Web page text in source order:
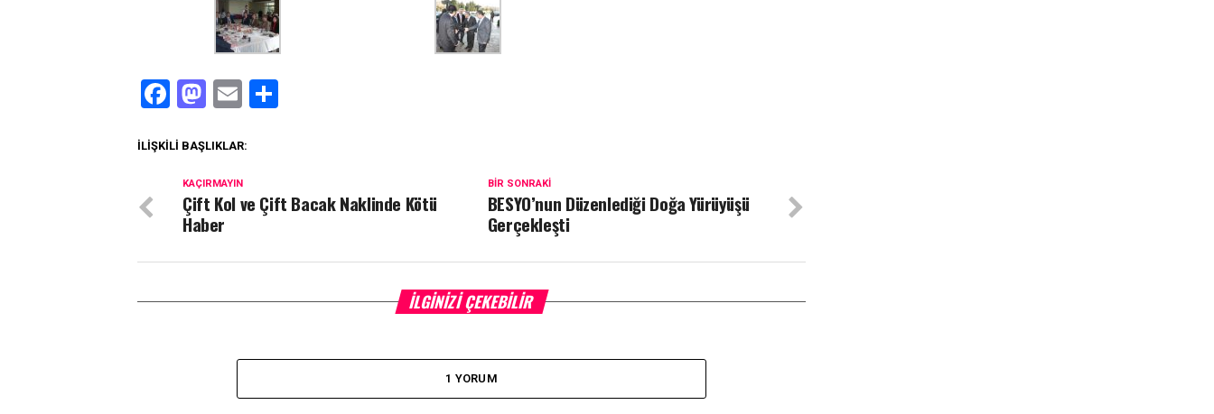
Facebook
Mastodon
Email
İLIŞKILI BAŞLIKLAR:
BIR SONRAKI
BESYO’nun Düzenlediği Doğa Yürüyüşü
Gerçekleşti
KAÇIRMAYIN
Çift Kol ve Çift Bacak Naklinde Kötü
Haber
İLGINIZI ÇEKEBILIR
1 YORUM